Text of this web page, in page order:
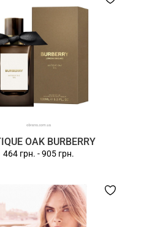
OAK BURBERRY
464 грн. -905 грн.